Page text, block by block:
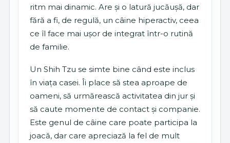
ritm mai dinamic. Are și o latură jucăușă, dar
fără a fi, de regulă, un câine hiperactiv, ceea
ce îl face mai ușor de integrat într-o rutină
de familie.
Un Shih Tzu se simte bine când este inclus
în viața casei. Îi place să stea aproape de
oameni, să urmărească activitatea din jur și
să caute momente de contact și companie.
Este genul de câine care poate participa la
joacă, dar care apreciază la fel de mult